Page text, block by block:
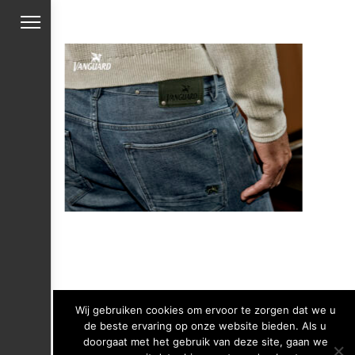
Wij gebruiken cookies om ervoor te zorgen dat we u
de beste ervaring op onze website bieden. Als u
doorgaat met het gebruik van deze site, gaan we